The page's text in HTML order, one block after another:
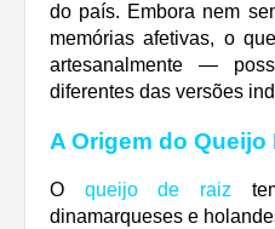
do país. Embora nem
memórias afetivas, o
artesanalmente —
diferentes das versões
A Origem do Queijo
O queijo de raiz
dinamarqueses e